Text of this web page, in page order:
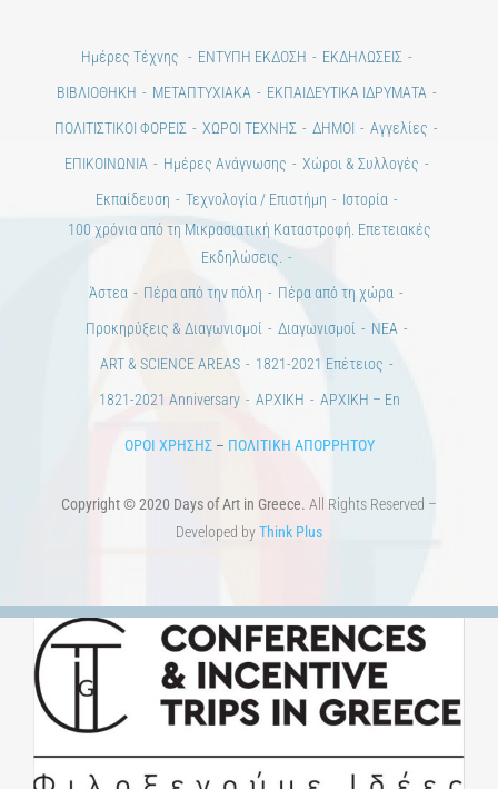
Ημέρες Τέχνης ΕΝΤΥΠΗ ΕΚΔΟΣΗ
ΕΚΔΗΛΩΣΕΙΣ
ΒΙΒΛΙΟΘΗΚΗ
ΜΕΤΑΠΤΥΧΙΑΚΑ
ΕΚΠΑΙΔΕΥΤΙΚΑ ΙΔΡΥΜΑΤΑ
ΠΟΛΙΤΙΣΤΙΚΟΙ ΦΟΡΕΙΣ
ΧΩΡΟΙ ΤΕΧΝΗΣ ΔΗΜΟΙ
Αγγελίες
ΕΠΙΚΟΙΝΩΝΙΑ
Ημέρες Ανάγνωσης
Χώροι & Συλλογές
Εκπαίδευση
Τεχνολογία / Επιστήμη
Ιστορία
100 χρόνια από τη Μικρασιατική Καταστροφή. Επετειακές
Εκδηλώσεις.
Άστεα
Πέρα από την πόλη
Πέρα από τη χώρα
Προκηρύξεις & Διαγωνισμοί
Διαγωνισμοί
ΝΕΑ
ART & SCIENCE AREAS
1821-2021 Επέτειος
1821-2021 Anniversary
ΑΡΧΙΚΗ ΑΡΧΙΚΗ – En
ΟΡΟΙ ΧΡΗΣΗΣ– ΠΟΛΙΤΙΚΗ ΑΠΟΡΡΗΤΟΥ
Copyright © 2020 Days of Art in Greece. All Rights Reserved –
Developed byThink Plus